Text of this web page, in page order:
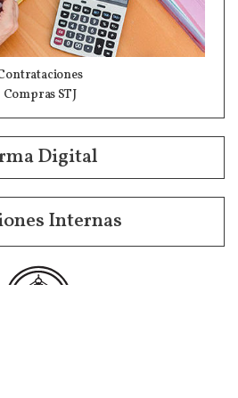
Compras STJ
Digital
Internas